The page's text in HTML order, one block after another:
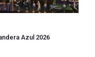
Azul 2026